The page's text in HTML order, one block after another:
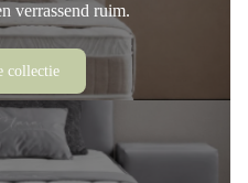
verrassend ruim.
collectie